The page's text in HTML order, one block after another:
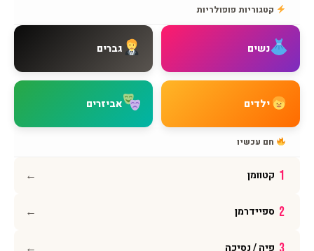
צור קשר
שאלות נפוצות
מדיניות משלוחים
מדיניות החזרות
מדיניות פרטיות
פייסבוק
קטגוריות פופולריות
נשים גברים
ילדים אביזרים
חם עכשיו
1 קטוומן ←
2 ספיידרמן ←
פיה / נסיכה